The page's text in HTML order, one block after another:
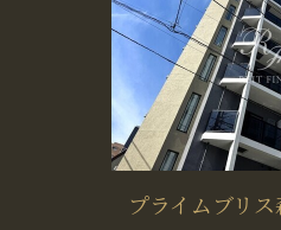
プライムブリ